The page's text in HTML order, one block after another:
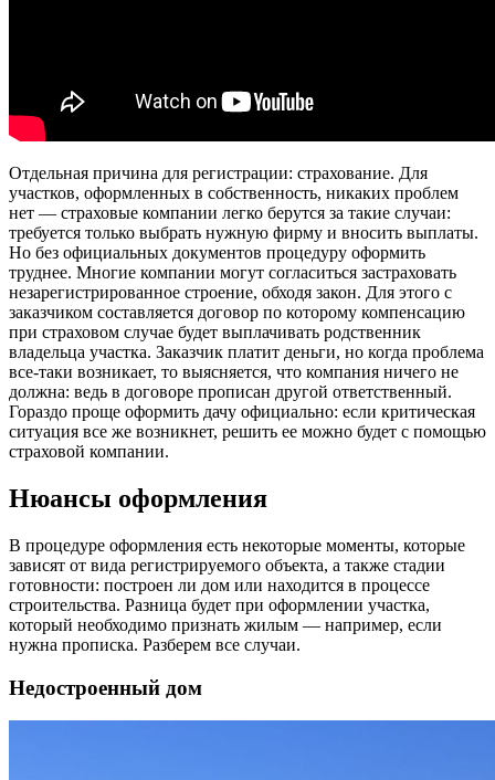
Отдельная причина для регистрации: страхование. Для
участков, оформленных в собственность, никаких проблем
нет — страховые компании легко берутся за такие случаи:
требуется только выбрать нужную фирму и вносить выплаты.
Но без официальных документов процедуру оформить
труднее. Многие компании могут согласиться застраховать
незарегистрированное строение, обходя закон. Для этого с
заказчиком составляется договор по которому компенсацию
при страховом случае будет выплачивать родственник
владельца участка. Заказчик платит деньги, но когда проблема
все-таки возникает, то выясняется, что компания ничего не
должна: ведь в договоре прописан другой ответственный.
Гораздо проще оформить дачу официально: если критическая
ситуация все же возникнет, решить ее можно будет с помощью
страховой компании.
Нюансы оформления
В процедуре оформления есть некоторые моменты, которые
зависят от вида регистрируемого объекта, а также стадии
готовности: построен ли дом или находится в процессе
строительства. Разница будет при оформлении участка,
который необходимо признать жилым — например, если
нужна прописка. Разберем все случаи.
Недостроенный дом